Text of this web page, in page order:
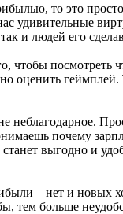
то это
удивительные
и людей его
чтобы
оценить
почему
выгодно и
– нет и новых
тем больше